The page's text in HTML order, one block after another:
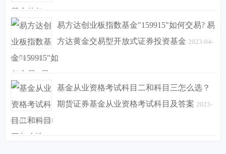
易方达创业板指数基金"159915"如何交易? 易
方达黄金交易型开放式证券投资基金 2023-04-
01 06:04:30
基金从业资格考试科目二和科目三怎么选？
期货证券基金从业资格考试科目及答案 2023-
04-01 06:12:00